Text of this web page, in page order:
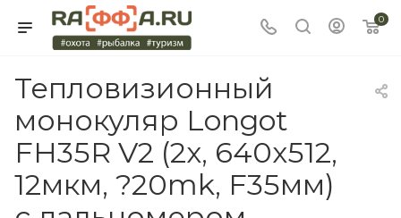
0
Тепловизионный
монокуляр Longot
FH35R V2 (2x, 640x512,
12мкм, ?20mk, F35мм)